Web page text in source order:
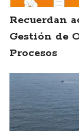
Recuerdan
Gestión de
Procesos